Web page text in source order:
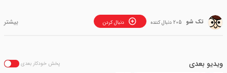
تک شو دنبال کردن 205 دنبال کننده
ویدیو بعدی پخش خودکار بعدی